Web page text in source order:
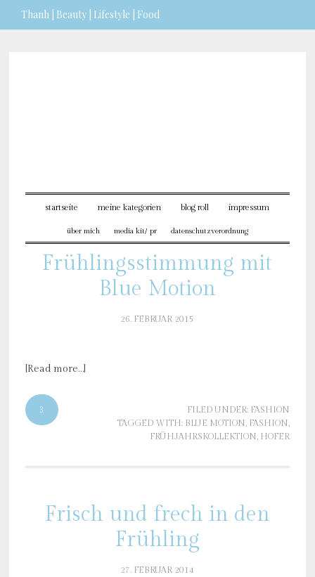
Thanh | Beauty | Lifestyle | Food
startseite meine kategorien blog roll impressum
über mich media kit/ pr datenschutzverordnung
Frühlingsstimmung mit
Blue Motion
26. FEBRUAR 2015
[Read more…]
3 FILED UNDER: FASHION
TAGGED WITH: BLUE MOTION, FASHION,
FRÜHJAHRSKOLLEKTION, HOFER
Frisch und frech in den
Frühling
27. FEBRUAR 2014